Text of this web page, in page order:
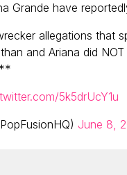
Grande have
allegations that
and Ariana did
5k5drUcY1u
June 8,